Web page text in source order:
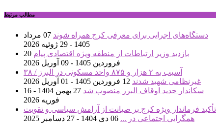
مطالب مرتبط
دستگاه‌های اجرایی برای معرفی کرج همراه شوند
07 مرداد
1405 - 29 ژوئیه 2026
بازدید وزیر ارتباطات از منطقه ویژه اقتصادی پیام 20
فروردین 1405 - 09 آوریل 2026
آسیب به ۲ هزار و ۸۷۵ واحد مسکونی در البرز / ۳۸
غیرنظامی شهید شدند 12 فروردین 1405 - 01 آوریل 2026
سکاندار جدید اوقاف البرز منصوب شد
27 بهمن 1404 - 16
فوریه 2026
تأکید فرماندار ویژه کرج بر صیانت از آرامش سیاسی و تقویت
همگرایی اجتماعی در ... 06 دی 1404 - 27 دسامبر 2025